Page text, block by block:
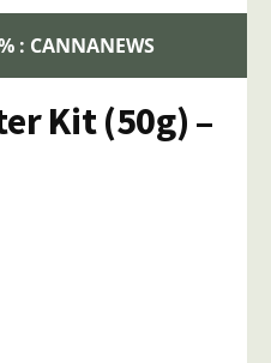
: CANNANEWS
Kit (50g) –